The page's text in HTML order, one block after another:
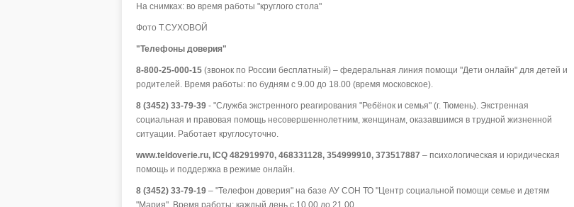
На снимках: во время работы "круглого стола"
Фото Т.СУХОВОЙ
"Телефоны доверия"
8-800-25-000-15 (звонок по России бесплатный) – федеральная линия помощи "Дети онлайн" для детей и
родителей. Время работы: по будням с 9.00 до 18.00 (время московское).
8 (3452) 33-79-39 - "Служба экстренного реагирования "Ребёнок и семья" (г. Тюмень). Экстренная
социальная и правовая помощь несовершеннолетним, женщинам, оказавшимся в трудной жизненной
ситуации. Работает круглосуточно.
www.teldoverie.ru, ICQ 482919970, 468331128, 354999910, 373517887 – психологическая и юридическая
помощь и поддержка в режиме онлайн.
8 (3452) 33-79-19 – "Телефон доверия" на базе АУ СОН ТО "Центр социальной помощи семье и детям
"Мария". Время работы: каждый день с 10.00 до 21.00.